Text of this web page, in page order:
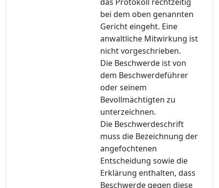
bei dem oben genannten
Gericht eingeht. Eine
anwaltliche Mitwirkung ist
nicht vorgeschrieben.
Die Beschwerde ist von
dem Beschwerdeführer
oder seinem
Bevollmächtigten zu
unterzeichnen.
Die Beschwerdeschrift
muss die Bezeichnung der
angefochtenen
Entscheidung sowie die
Erklärung enthalten, dass
Beschwerde gegen diese